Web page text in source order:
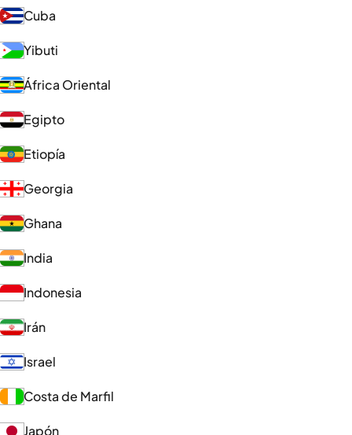
Cuba
Yibuti
África Oriental
Egipto
Etiopía
Georgia
Ghana
India
Indonesia
Irán
Israel
Costa de Marfil
Japón